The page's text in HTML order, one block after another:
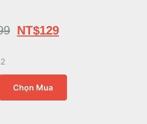
NT$129
Chọn Mua